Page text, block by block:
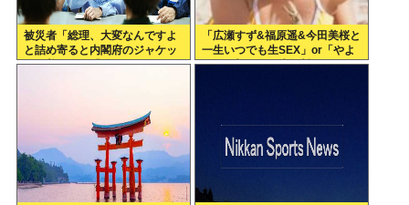
被災者「総理、大変なんですよ
と詰め寄ると内閣府のジャケッ
トを着た人に『静かに 』とすご
「広瀬すず&福原遥&今田美桜と
一生いつでも生SEX」or「やよ
い軒&大戸屋 一生無料」www